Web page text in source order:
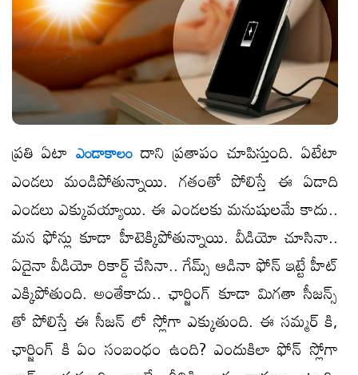
ప్రతి ఏటా ఎండాకాలం దాని ప్రతాపం చూపిస్తుంది. ఏటేటా
ఎండలు మండిపోతున్నాయి. గతంతో పోలిస్తే ఈ ఏడాది
ఎండలు ఎక్కువయ్యాయి. ఈ ఎండలకు మనుషులమే కాదు..
మన ఫోన్లు కూడా హీటెక్కిపోతున్నాయి. వీడియో చూసినా..
ఏదైనా వీడియో రికార్డ్ చేసినా.. గేమ్స్ ఆడినా ఫోన్ ఇట్టే హీట్
ఎక్కిపోతుంది. అంతేకాదు.. ఛార్జింగ్ కూడా మిగతా సీజన్స్
తో పోలిస్తే ఈ సీజన్ లో స్లోగా ఎక్కుతుంది. ఈ సమ్మర్ కి,
ఛార్జింగ్ కి ఏం సంబంధం ఉంది? ఎందుకిలా ఫోన్ స్లోగా